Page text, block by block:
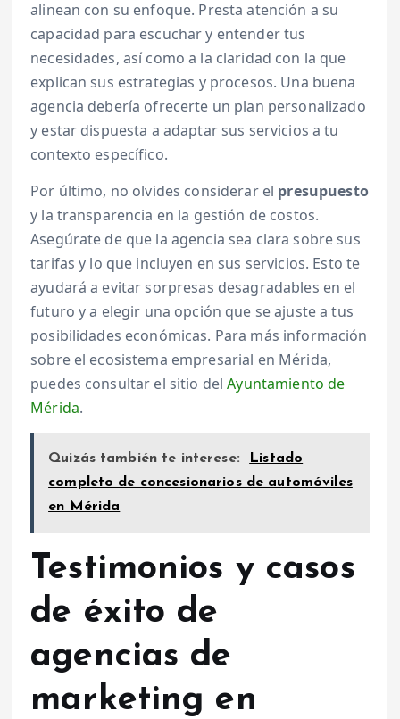
alinean con su enfoque. Presta atención a su
capacidad para escuchar y entender tus
necesidades, así como a la claridad con la que
explican sus estrategias y procesos. Una buena
agencia debería ofrecerte un plan personalizado
y estar dispuesta a adaptar sus servicios a tu
contexto específico.
Por último, no olvides considerar el presupuesto
y la transparencia en la gestión de costos.
Asegúrate de que la agencia sea clara sobre sus
tarifas y lo que incluyen en sus servicios. Esto te
ayudará a evitar sorpresas desagradables en el
futuro y a elegir una opción que se ajuste a tus
posibilidades económicas. Para más información
sobre el ecosistema empresarial en Mérida,
puedes consultar el sitio delAyuntamiento de
Mérida.
Quizás también te interese:
Listado
completo de concesionarios de automóviles
en Mérida
Testimonios y casos
de éxito de
agencias de
marketing en